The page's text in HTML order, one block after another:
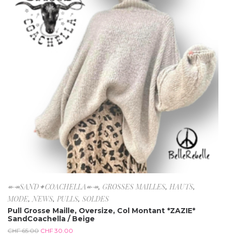
↞↠SAND✦COACHELLA↞↠, GROSSES MAILLES, HAUTS,
MODE,NEWS, PULLS, SOLDES
Pull Grosse Maille, Oversize, Col Montant *ZAZIE*
SandCoachella / Beige
CHF65.00 CHF 30.00